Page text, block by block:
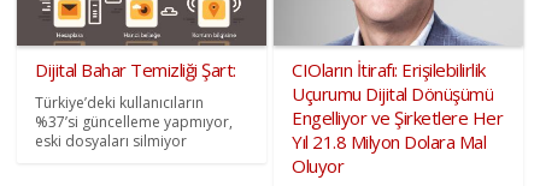
Dijital Bahar Temizliği Şart:
Türkiye’deki kullanıcıların
%37’si güncelleme yapmıyor,
eski dosyaları silmiyor
CIOların İtirafı: Erişilebilirlik
Uçurumu Dijital Dönüşümü
Engelliyor ve Şirketlere Her
Yıl 21.8 Milyon Dolara Mal
Oluyor